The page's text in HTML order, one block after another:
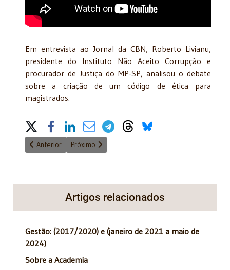
Em entrevista ao Jornal da CBN, Roberto Livianu,
presidente do Instituto Não Aceito Corrupção e
procurador de Justiça do MP-SP, analisou o debate
sobre a criação de um código de ética para
magistrados.
Share on Social Media
Artigo anterior: O STF vive uma crise e precisa de um código
Anterior Próximo artigo: Michel Temer: 'Quanto antes
Próximo
Artigos relacionados
Gestão: (2017/2020) e (janeiro de 2021 a maio de
2024)
Sobre a Academia